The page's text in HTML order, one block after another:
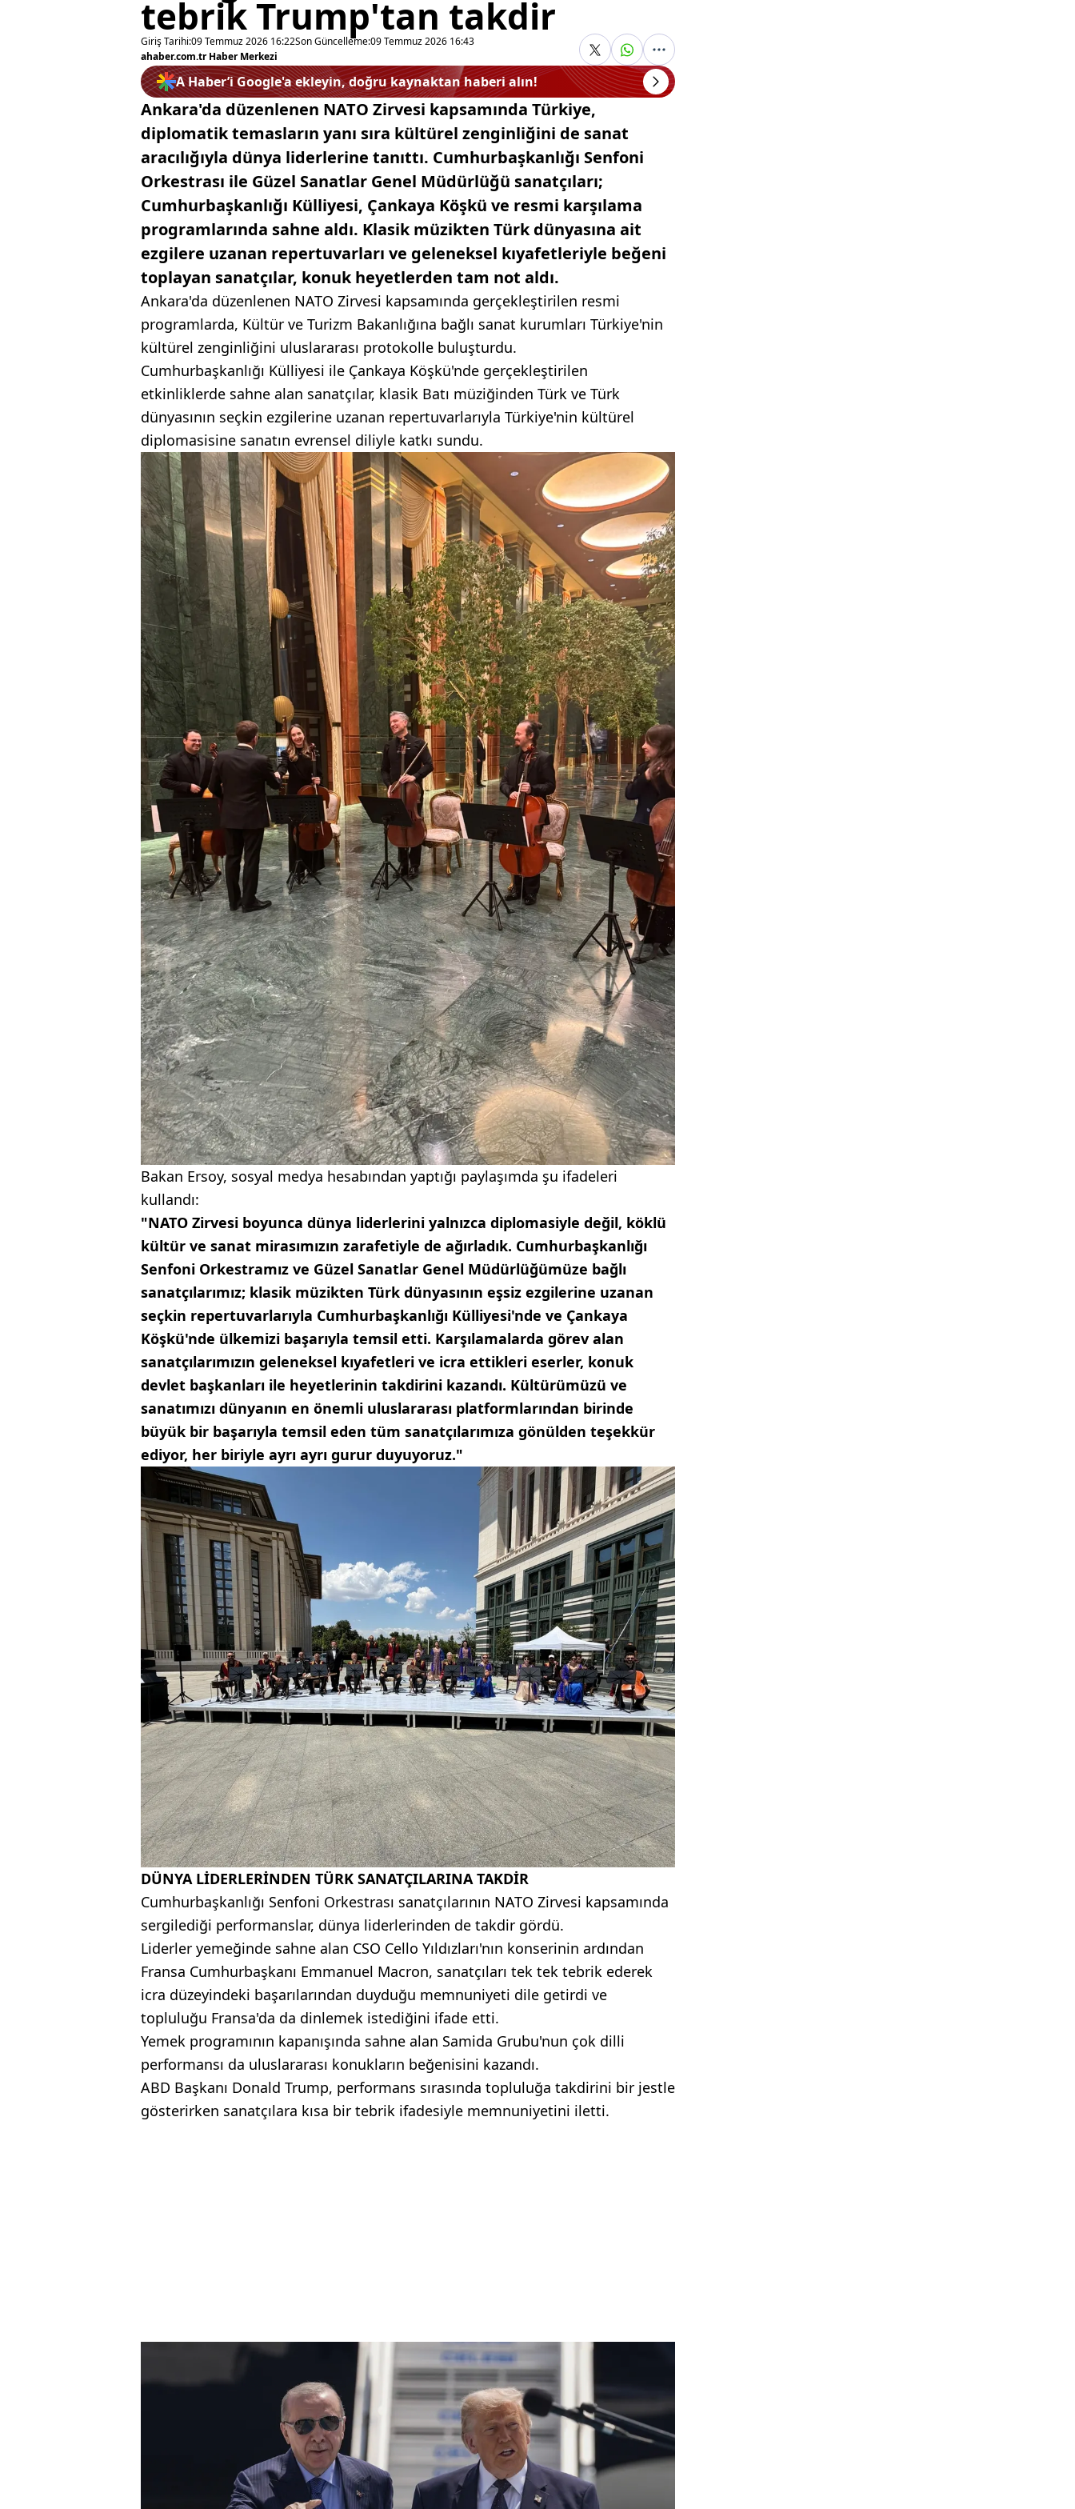
tebrik Trump'tan takdir
Giriş Tarihi:09 Temmuz 2026 16:22Son Güncelleme:09 Temmuz 2026 16:43
ahaber.com.tr Haber Merkezi
A Haber’i Google'a ekleyin, doğru kaynaktan haberi alın!
Ankara'da düzenlenen NATO Zirvesi kapsamında Türkiye,
diplomatik temasların yanı sıra kültürel zenginliğini de sanat
aracılığıyla dünya liderlerine tanıttı. Cumhurbaşkanlığı Senfoni
Orkestrası ile Güzel Sanatlar Genel Müdürlüğü sanatçıları;
Cumhurbaşkanlığı Külliyesi, Çankaya Köşkü ve resmi karşılama
programlarında sahne aldı. Klasik müzikten Türk dünyasına ait
ezgilere uzanan repertuvarları ve geleneksel kıyafetleriyle beğeni
toplayan sanatçılar, konuk heyetlerden tam not aldı.
Ankara'da düzenlenen NATO Zirvesi kapsamında gerçekleştirilen resmi
programlarda, Kültür ve Turizm Bakanlığına bağlı sanat kurumları Türkiye'nin
kültürel zenginliğini uluslararası protokolle buluşturdu.
Cumhurbaşkanlığı Külliyesi ile Çankaya Köşkü'nde gerçekleştirilen
etkinliklerde sahne alan sanatçılar, klasik Batı müziğinden Türk ve Türk
dünyasının seçkin ezgilerine uzanan repertuvarlarıyla Türkiye'nin kültürel
diplomasisine sanatın evrensel diliyle katkı sundu.
Bakan Ersoy, sosyal medya hesabından yaptığı paylaşımda şu ifadeleri
kullandı:
"NATO Zirvesi boyunca dünya liderlerini yalnızca diplomasiyle değil, köklü
kültür ve sanat mirasımızın zarafetiyle de ağırladık. Cumhurbaşkanlığı
Senfoni Orkestramız ve Güzel Sanatlar Genel Müdürlüğümüze bağlı
sanatçılarımız; klasik müzikten Türk dünyasının eşsiz ezgilerine uzanan
seçkin repertuvarlarıyla Cumhurbaşkanlığı Külliyesi'nde ve Çankaya
Köşkü'nde ülkemizi başarıyla temsil etti. Karşılamalarda görev alan
sanatçılarımızın geleneksel kıyafetleri ve icra ettikleri eserler, konuk
devlet başkanları ile heyetlerinin takdirini kazandı. Kültürümüzü ve
sanatımızı dünyanın en önemli uluslararası platformlarından birinde
büyük bir başarıyla temsil eden tüm sanatçılarımıza gönülden teşekkür
ediyor, her biriyle ayrı ayrı gurur duyuyoruz."
DÜNYA LİDERLERİNDEN TÜRK SANATÇILARINA TAKDİR
Cumhurbaşkanlığı Senfoni Orkestrası sanatçılarının NATO Zirvesi kapsamında
sergilediği performanslar, dünya liderlerinden de takdir gördü.
Liderler yemeğinde sahne alan CSO Cello Yıldızları'nın konserinin ardından
Fransa Cumhurbaşkanı Emmanuel Macron, sanatçıları tek tek tebrik ederek
icra düzeyindeki başarılarından duyduğu memnuniyeti dile getirdi ve
topluluğu Fransa'da da dinlemek istediğini ifade etti.
Yemek programının kapanışında sahne alan Samida Grubu'nun çok dilli
performansı da uluslararası konukların beğenisini kazandı.
ABD Başkanı Donald Trump, performans sırasında topluluğa takdirini bir jestle
gösterirken sanatçılara kısa bir tebrik ifadesiyle memnuniyetini iletti.